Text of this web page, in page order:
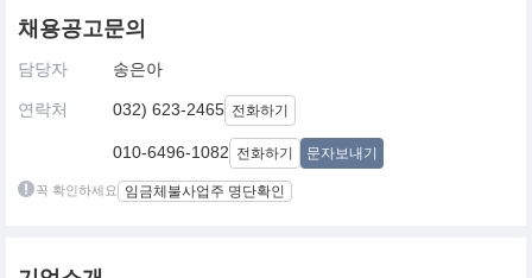
채용공고문의
담당자 송은아
연락처 032) 623-2465 전화하기
010-6496-1082 전화하기 문자보내기
꼭 확인하세요 임금체불사업주 명단확인